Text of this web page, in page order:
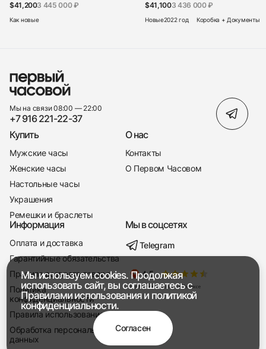
+7 916 221-22-37
Мы насвязи 08:00 — 19:00
$41,2003 445 000 ₽
Как новые
$41,1003 436 000 ₽
Новые2022 год Коробка + Документы
Мы на связи 08:00 — 22:00
+7 916 221-22-37
Купить
Мужские часы
Женские часы
Настольные часы
Украшения
Ремешки и браслеты
О нас
Контакты
О Первом Часовом
Информация
Оплата и доставка
Гарантийные обязательства
Правила возврата товара
Политика
конфиденциальности
Правила использования
Обработка персональных
данных
Мы в соцсетях
Telegram
Мы используем cookies. Продолжая
использовать сайт, вы соглашаетесь с
Правилами использованияи политикой
конфиденциальности.
Согласен